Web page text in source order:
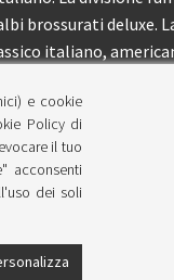
brossurati deluxe.
italiano,
e cookie
Policy di
il tuo
acconsenti
dei soli